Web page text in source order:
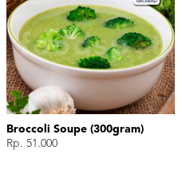
Broccoli Soupe (300gram)
Rp. 51.000